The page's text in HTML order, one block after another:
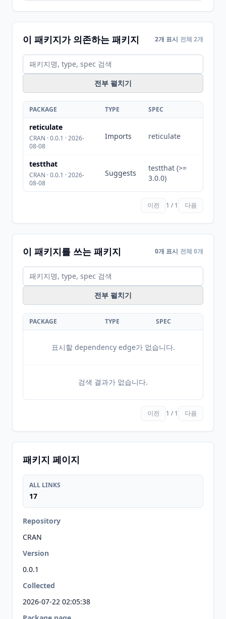
이 패키지가 의존하는 패키지 2개 표시 전체 2개
전부 펼치기
PACKAGE TYPE SPEC
reticulate
CRAN · 0.0.1 · 2026-
08-08
Imports reticulate
testthat
CRAN · 0.0.1 · 2026-
08-08
Suggests
testthat (>=
3.0.0)
이전 1 / 1 다음
이 패키지를 쓰는 패키지 0개 표시 전체 0개
전부 펼치기
PACKAGE TYPE SPEC
표시할 dependency edge가 없습니다.
검색 결과가 없습니다.
이전 1 / 1 다음
패키지 페이지
ALL LINKS
17
Repository
CRAN
Version
0.0.1
Collected
2026-07-22 02:05:38